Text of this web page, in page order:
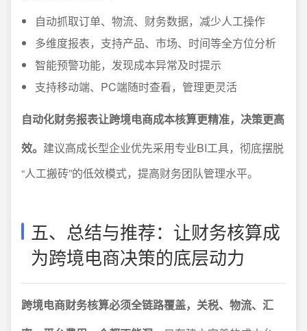
自动抓取订单、物流、财务数据，减少人工操作
多维度报表，支持产品、市场、时间等全方位分析
智能预警功能，发现成本异常及时提示
支持移动端、PC端随时查看，管理更灵活
自动化财务报表让跨境电商成本核算更精准，决策更高
效。 建议高成长型企业优先采用专业BI工具，彻底摆脱
“人工搬砖”的低效模式，提高财务团队管理水平。
五、总结与推荐：让财务核算成
为跨境电商决策的底层动力
跨境电商财务核算必须全链路覆盖，关税、物流、汇